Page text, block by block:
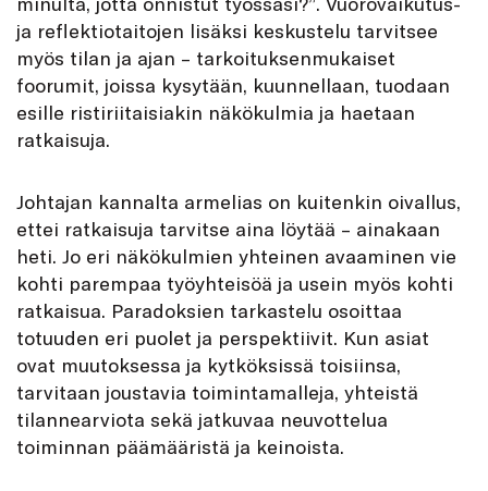
ja reflektiotaitojen lisäksi keskustelu tarvitsee
myös tilan ja ajan – tarkoituksenmukaiset
foorumit, joissa kysytään, kuunnellaan, tuodaan
esille ristiriitaisiakin näkökulmia ja haetaan
ratkaisuja.
Johtajan kannalta armelias on kuitenkin oivallus,
ettei ratkaisuja tarvitse aina löytää – ainakaan
heti. Jo eri näkökulmien yhteinen avaaminen vie
kohti parempaa työyhteisöä ja usein myös kohti
ratkaisua. Paradoksien tarkastelu osoittaa
totuuden eri puolet ja perspektiivit. Kun asiat
ovat muutoksessa ja kytköksissä toisiinsa,
tarvitaan joustavia toimintamalleja, yhteistä
tilannearviota sekä jatkuvaa neuvottelua
toiminnan päämääristä ja keinoista.